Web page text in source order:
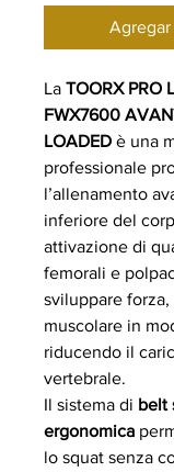
La TOORX PRO
FWX7600
LOADED è una
professionale
l’allenamento
inferiore del
attivazione di
femorali e
sviluppare forza,
muscolare in
riducendo il
vertebrale.
Il sistema di belt
ergonomica
lo squat senza